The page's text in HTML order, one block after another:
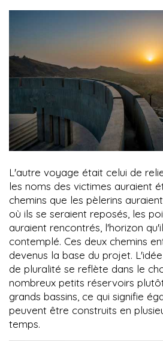
L'autre voyage était celui de
les noms des victimes auraient
chemins que les pèlerins
où ils se seraient reposés, les
auraient rencontrés, l'horizon
contemplé. Ces deux chemins
devenus la base du projet.
de pluralité se reflète dans le
nombreux petits réservoirs
grands bassins, ce qui signifie
peuvent être construits en
temps.